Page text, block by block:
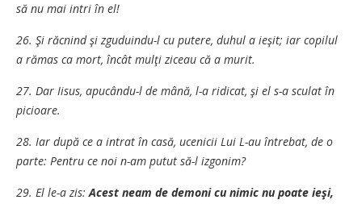
să nu mai intri în el!
26. Şi răcnind şi zguduindu-l cu putere, duhul a ieşit; iar copilul
a rămas ca mort, încât mulţi ziceau că a murit.
27. Dar Iisus, apucându-l de mână, l-a ridicat, şi el s-a sculat în
picioare.
28. Iar după ce a intrat în casă, ucenicii Lui L-au întrebat, de o
parte: Pentru ce noi n-am putut să-l izgonim?
29. El le-a zis:Acest neam de demoni cu nimic nu poate ieşi,